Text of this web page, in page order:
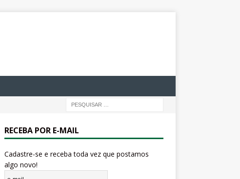
RECEBA POR E-MAIL
Cadastre-se e receba toda vez que postamos
algo novo!